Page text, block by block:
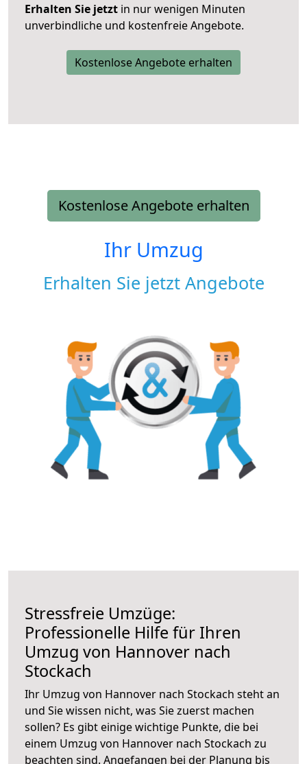
Erhalten Sie jetzt in nur wenigen Minuten
unverbindliche und kostenfreie Angebote.
Kostenlose Angebote erhalten
Kostenlose Angebote erhalten
Ihr Umzug
Erhalten Sie jetzt Angebote
Stressfreie Umzüge:
Professionelle Hilfe für Ihren
Umzug von Hannover nach
Stockach
Ihr Umzug von Hannover nach Stockach steht an
und Sie wissen nicht, was Sie zuerst machen
sollen? Es gibt einige wichtige Punkte, die bei
einem Umzug von Hannover nach Stockach zu
beachten sind. Angefangen bei der Planung bis